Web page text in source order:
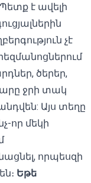
է ավելի
չէ
ծերեր,
ջրի տակ
Այս տեղը
որ մեկի
որպեսզի
Եթե ​​